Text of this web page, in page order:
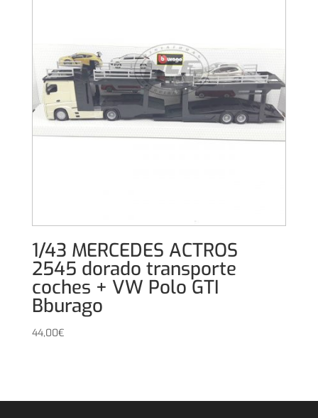
1/43 MERCEDES ACTROS
2545 dorado transporte
coches + VW Polo GTI
Bburago
44,00€